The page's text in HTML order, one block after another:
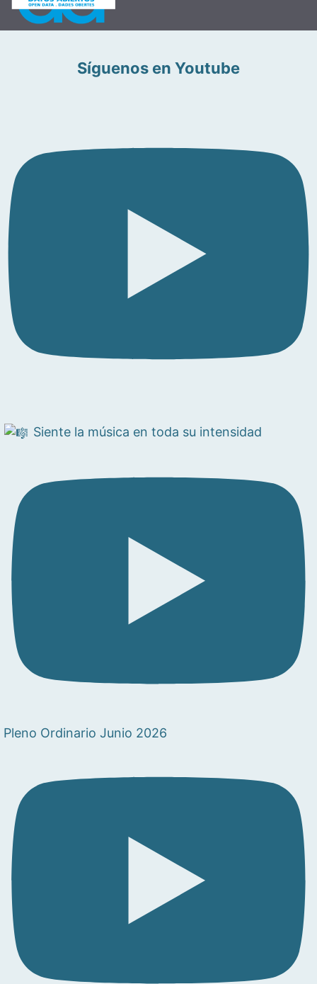
Síguenos en Youtube
Siente la música en toda su intensidad
Pleno Ordinario Junio 2026